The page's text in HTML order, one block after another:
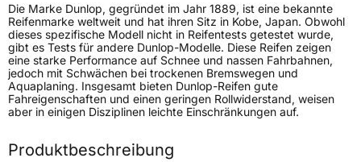
Rollgeräusch (Klasse)B
Rollgeräusch (dB)70
FahrzeugklasseC1
Die Marke Dunlop, gegründet im Jahr 1889, ist eine bekannte
Reifenmarke weltweit und hat ihren Sitz in Kobe, Japan. Obwohl
dieses spezifische Modell nicht in Reifentests getestet wurde,
gibt es Tests für andere Dunlop-Modelle. Diese Reifen zeigen
eine starke Performance auf Schnee und nassen Fahrbahnen,
jedoch mit Schwächen bei trockenen Bremswegen und
Aquaplaning. Insgesamt bieten Dunlop-Reifen gute
Fahreigenschaften und einen geringen Rollwiderstand, weisen
aber in einigen Disziplinen leichte Einschränkungen auf.
Produktbeschreibung